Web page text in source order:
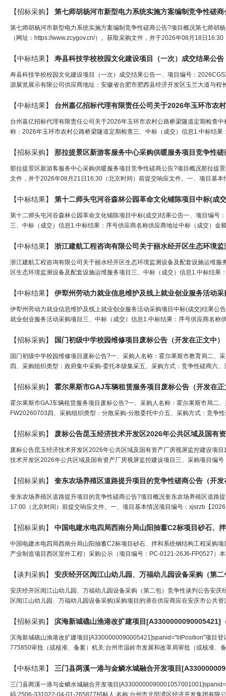
【招标采购】 第七师胡杨河市新型电力系统实施方案编制竞争性磋商
第七师胡杨河市新型电力系统实施方案编制竞争性磋商公告?项目概况第七师胡
（网址：https://www.zcygov.cn/）。获取采购文件，并于2026年08月18日
【中标结果】 寿县科技学校校园文化建设项目（一次）成交结果公告
寿县科技学校校园文化建设项目（一次）成交结果公告一、项目编号：
源展览展示有限公司供应商地址：安徽省合肥市肥西县经济开发区玉兰大道与
【中标结果】
台州嘉亿招标代理有限责任公司关于2026年玉环市农村公路桥梁隧道定期检
称：2026年玉环市农村公路桥梁隧道定期检查三、中标（成交）信息1.中标结
【招标采购】 那拉提景区新游客服务中心采购供暖服务项目竞争性磋
那拉提景区新游客服务中心采购供暖服务项目竞争性磋商公告?项目概况那拉提
文件，并于2026年08月21日16:30（北京时间）前提交响应文件。一、项目基
【中标结果】 第十二师头屯河谷森林公园革命文化铺陈项目中标(成
第十二师头屯河谷森林公园革命文化铺陈项目中标(成交)结果公告一、项目编
三、中标（成交）信息1.中标结果：序号供应商名称供应商地址中标（成交）
【中标结果】 浙江建航工程咨询有限公司关于丽水经开区生态环境监
浙江建航工程咨询有限公司关于丽水经开区生态环境监测设备及配套设施运维
区生态环境监测设备及配套设施运维服务项目三、中标（成交）信息1.中标结果
【中标结果】 伊犁州劳动力就业信息维护及线上就业创业服务活动
伊犁州劳动力就业信息维护及线上就业创业服务活动采购项目中标(成交)结果
就业创业服务活动采购项目三、中标（成交）信息1.中标结果：序号供应商名称
【招标采购】 国门初级中学校园维修项目废标公告（开发在正文中）
国门初级中学校园维修项目废标公告?一、采购人名称：霍尔果斯市教育局二
四、采购组织类型：政府集中采购-委托本级集采五、采购方式：竞争性磋商六
【招标采购】 霍尔果斯市GAJ车辆租赁服务项目废标公告（开发在正
霍尔果斯市GAJ车辆租赁服务项目废标公告?一、采购人名称：霍尔果斯市局二
FW20260703四、采购组织类型：分散采购-分散委托中介五、采购方式：竞争
【招标采购】 废标公告昆玉经济技术开发区2026年公共区域及国有
废标公告昆玉经济技术开发区2026年公共区域及国有资产厂房视屏监控建设项
技术开发区2026年公共区域及国有资产厂房视屏监控建设项目三、采购项目编
【招标采购】 奎东农场养殖区道路提升项目的竞争性磋商公告（开发
奎东农场养殖区道路提升项目的竞争性磋商公告?项目概况奎东农场养殖区道
17:00（北京时间）前提交响应文件。一、项目基本情况项目编号：xjsrzb【
【招标采购】 中国电建水电四局西南分局山阳抽蓄C2标项目砂石、
中国电建水电四局西南分局山阳抽蓄C2标项目砂石、拌和系统钢结构工程采购
产业制造项目西区室外工程）采购公示（项目编号：PC-0121-26J6-FP0527）
【谈判采购】 安庆经开区阅江山幼儿园、万福幼儿园设备采购（第
安庆经开区阅江山幼儿园、万福幼儿园设备采购（第二包）竞争性谈判公告安
区阅江山幼儿园、万福幼儿园设备采购)采购项目的潜在供应商应在安庆市公共
【招标采购】 滨海新城礁山渔港改扩建项目[A3300000090005421]
滨海新城礁山渔港改扩建项目[A3300000090005421]spanid="litPosition"项目
775850审批（或核准、备案）机关:台州市温岭市发展和改革局审批（或核准
【中标结果】 三门县两溪一港与金鳞水城融合开发项目
三门县两溪一港与金鳞水城融合开发项目
码:2506-331022-04-01-265877招标人:名称:台州市北部湾区经济开发集团有限